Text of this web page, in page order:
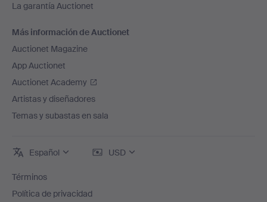
La garantía Auctionet
Más información de Auctionet
Auctionet Magazine
App Auctionet
Auctionet Academy
Artistas y diseñadores
Temas y subastas en sala
Español USD
Términos
Política de privacidad